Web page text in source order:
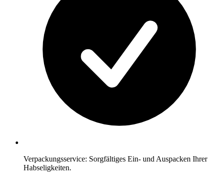
Verpackungsservice: Sorgfältiges Ein- und Auspacken Ihrer
Habseligkeiten.